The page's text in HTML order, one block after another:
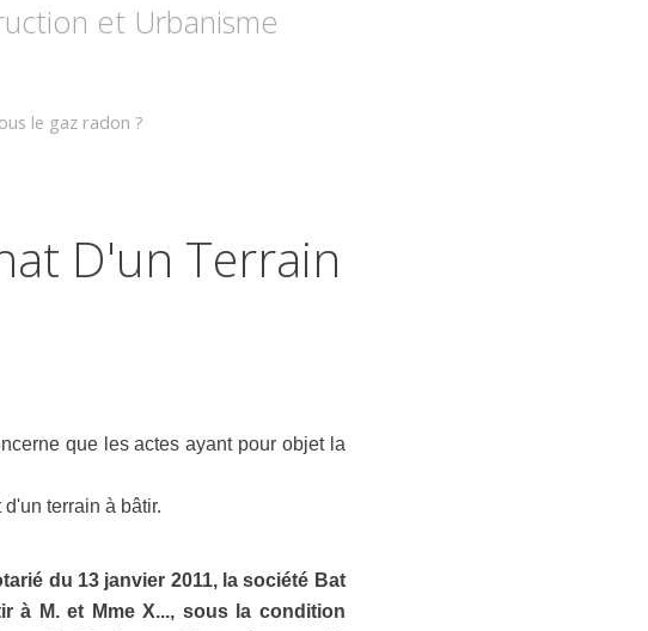
et Urbanisme
le gaz radon ?
D'un Terrain
que les actes ayant pour objet la
terrain à bâtir.
du 13 janvier 2011, la société Bat
à M. et Mme X..., sous la condition